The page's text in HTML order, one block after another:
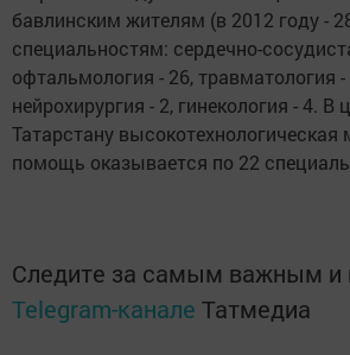
бавлинским жителям (в 2012 году -
специальностям: сердечно-
офтальмология - 26, травматология -
нейрохирургия - 2, гинекология - 4. В
Татарстану высокотехнологическая
помощь оказывается по 22
Следите за самым важным и
Telegram-канале Татмедиа